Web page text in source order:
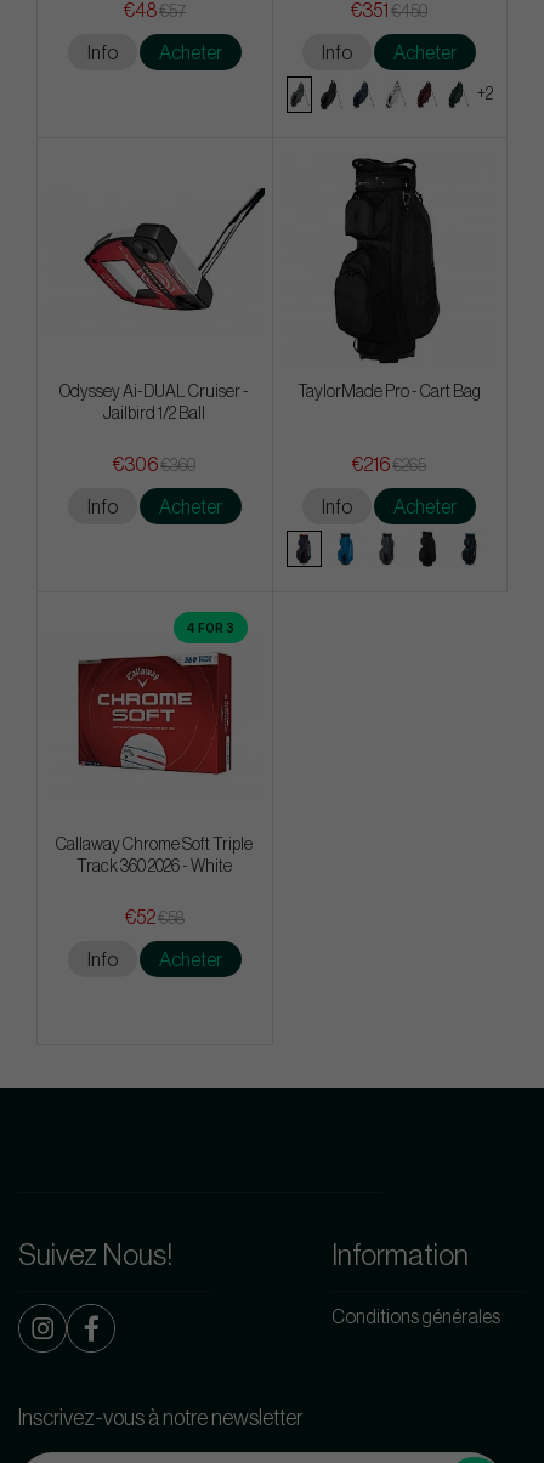
€48€57
Info Acheter
€351 €450
Info Acheter
+2
Odyssey Ai-DUAL Cruiser -
Jailbird 1/2 Ball
€306€360
Info Acheter
TaylorMade Pro - Cart Bag
€216€265
Info Acheter
4 FOR 3
Callaway Chrome Soft Triple
Track 360 2026 - White
€52€58
Info Acheter
Suivez Nous! Information
Conditions générales
Inscrivez-vous à notre newsletter